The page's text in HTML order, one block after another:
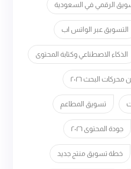
الرقمي في السعودية
التسويق عبر الواتس اب
الذكاء الاصطناعي وكتابة المحتوى
البحث ٢٠٢٦
تسويق المطاعم
جودة المحتوى ٢٠٢٦
خطة تسويق منتج جديد